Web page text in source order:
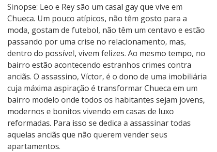
Sinopse: Leo e Rey são um casal gay que vive em
Chueca. Um pouco atípicos, não têm gosto para a
moda, gostam de futebol, não têm um centavo e estão
passando por uma crise no relacionamento, mas,
dentro do possível, vivem felizes. Ao mesmo tempo, no
bairro estão acontecendo estranhos crimes contra
anciãs. O assassino, Víctor, é o dono de uma imobiliária
cuja máxima aspiração é transformar Chueca em um
bairro modelo onde todos os habitantes sejam jovens,
modernos e bonitos vivendo em casas de luxo
reformadas. Para isso se dedica a assassinar todas
aquelas anciãs que não querem vender seus
apartamentos.